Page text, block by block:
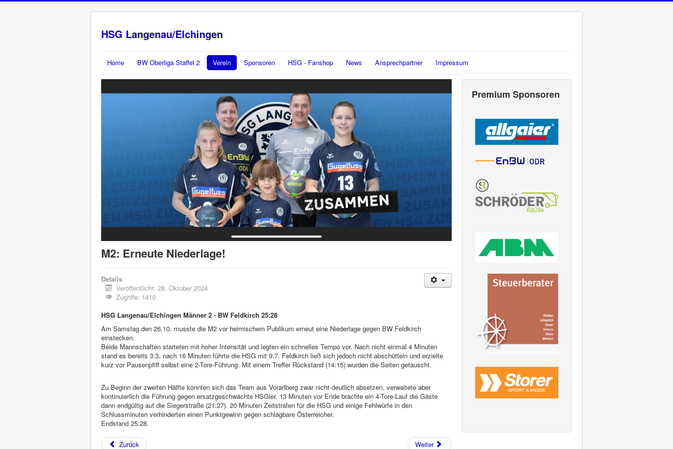
HSG Langenau/Elchingen
Home BW Oberliga Staffel 2 Verein Sponsoren HSG - Fanshop News Ansprechpartner Impressum
M2: Erneute Niederlage!
Details
Veröffentlicht: 28. Oktober 2024
Zugriffe: 1410
HSG Langenau/Elchingen Männer 2 - BW Feldkirch 25:28
Am Samstag den 26.10. musste die M2 vor heimischem Publikum erneut eine Niederlage gegen BW Feldkirch
einstecken.
Beide Mannschaften starteten mit hoher Intensität und legten ein schnelles Tempo vor. Nach nicht einmal 4 Minuten
stand es bereits 3:3, nach 16 Minuten führte die HSG mit 9:7. Feldkirch ließ sich jedoch nicht abschütteln und erzielte
kurz vor Pausenpfiff selbst eine 2-Tore-Führung. Mit einem Treffer Rückstand (14:15) wurden die Seiten getauscht.
Zu Beginn der zweiten Hälfte konnten sich das Team aus Vorarlberg zwar nicht deutlich absetzen, verwaltete aber
kontinuierlich die Führung gegen ersatzgeschwächte HSGler. 13 Minuten vor Ende brachte ein 4-Tore-Lauf die Gäste
dann endgültig auf die Siegerstraße (21:27). 20 Minuten Zeitstrafen für die HSG und einige Fehlwürfe in den
Schlussminuten verhinderten einen Punktgewinn gegen schlagbare Österreicher.
Endstand 25:28.
Zurück Weiter
Premium Sponsoren